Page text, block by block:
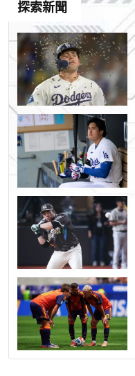
探索新聞